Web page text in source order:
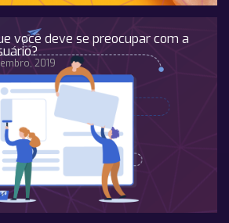
você deve se preocupar com a
2019